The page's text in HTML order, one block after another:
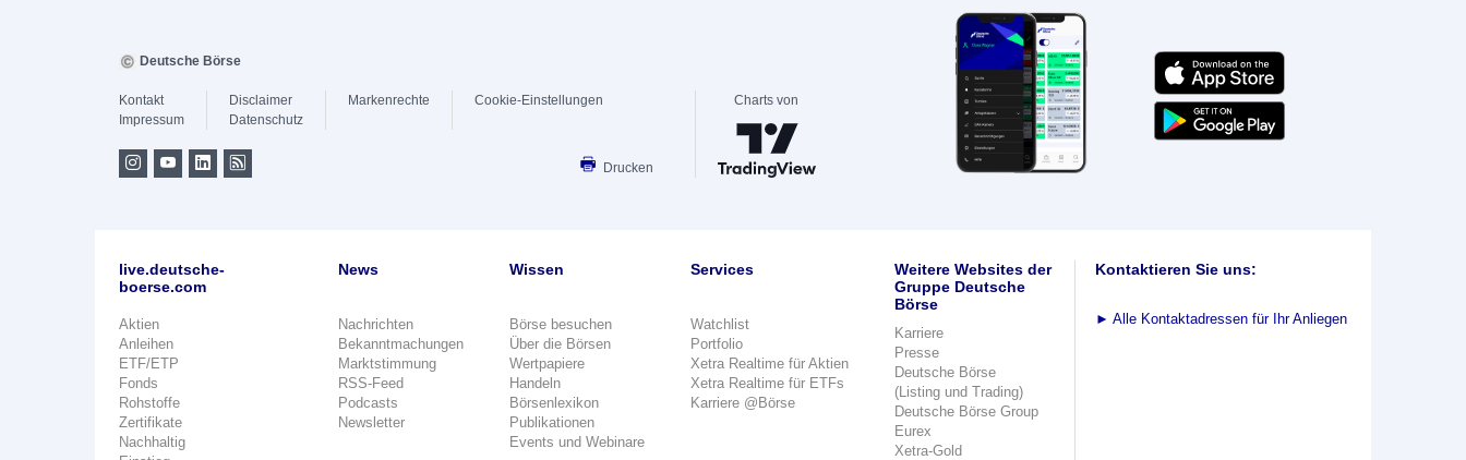
Deutsche Börse
Kontakt
Impressum
Disclaimer
Datenschutz
Markenrechte Cookie-Einstellungen
Drucken
Charts von
live.deutsche-
boerse.com
Aktien
Anleihen
ETF/ETP
Fonds
Rohstoffe
Zertifikate
Nachhaltig
News
Nachrichten
Bekanntmachungen
Marktstimmung
RSS-Feed
Podcasts
Newsletter
Wissen
Börse besuchen
Über die Börsen
Wertpapiere
Handeln
Börsenlexikon
Publikationen
Events und Webinare
Services
Watchlist
Portfolio
Xetra Realtime für Aktien
Xetra Realtime für ETFs
Karriere @Börse
Weitere Websites der
Gruppe Deutsche
Börse
Karriere
Presse
Deutsche Börse
(Listing und Trading)
Deutsche Börse Group
Eurex
Xetra-Gold
Kontaktieren Sie uns:
► Alle Kontaktadressen für Ihr Anliegen